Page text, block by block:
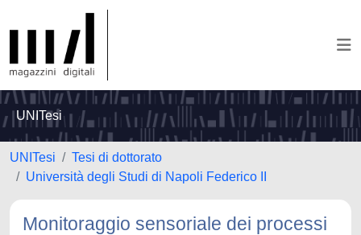
UNITesi
UNITesi
Tesi di dottorato
Università degli Studi di Napoli Federico II
Monitoraggio sensoriale dei processi